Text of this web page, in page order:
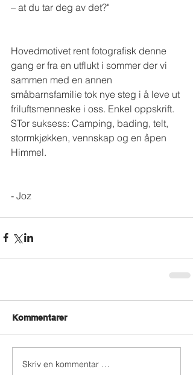
– at du tar deg av det?"
Hovedmotivet rent fotografisk denne
gang er fra en utflukt i sommer der vi
sammen med en annen
småbarnsfamilie tok nye steg i å leve ut
friluftsmenneske i oss. Enkel oppskrift.
STor suksess: Camping, bading, telt,
stormkjøkken, vennskap og en åpen
Himmel.
- Joz
Kommentarer
Skriv en kommentar …